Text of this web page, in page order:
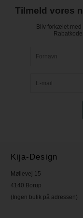
Tilmeld vores
Bliv forkælet med
Kija-Design
Møllevej 15
4140 Borup
(Ingen butik på adressen)